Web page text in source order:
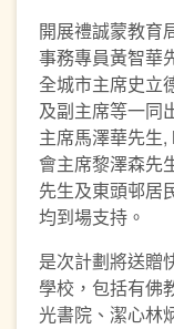
開展禮誠蒙教育
事務專員黃智華
全城市主席史立
及副主席等一同
主席馬澤華先生
會主席黎澤森先
先生及東頭邨居
均到場支持。
是次計劃將送贈
學校，包括有佛
光書院、潔心林